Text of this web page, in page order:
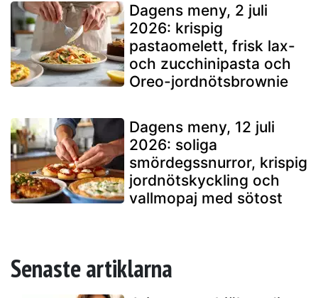
Dagens meny, 2 juli
2026: krispig
pastaomelett, frisk lax-
och zucchinipasta och
Oreo-jordnötsbrownie
Dagens meny, 12 juli
2026: soliga
smördegssnurror, krispig
jordnötskyckling och
vallmopaj med sötost
Senaste artiklarna